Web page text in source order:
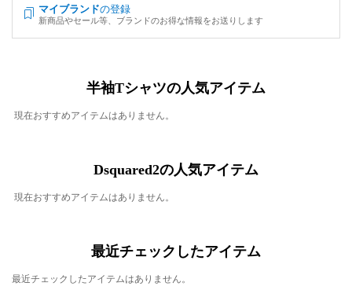
マイブランドの登録
新商品やセール等、ブランドのお得な情報をお送りします
半袖Tシャツの人気アイテム
現在おすすめアイテムはありません。
Dsquared2の人気アイテム
現在おすすめアイテムはありません。
最近チェックしたアイテム
最近チェックしたアイテムはありません。